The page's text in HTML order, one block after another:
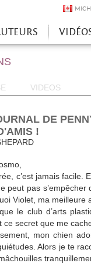
VIDEOS
DE
!
c’est jama­is facile.
peut pas
Violet, ma meilleure
le club d’arts
ce secret que me
mon chien
Alors je te